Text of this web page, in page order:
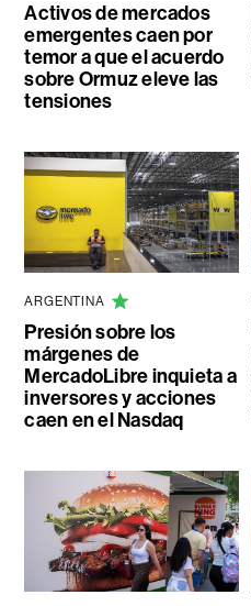
Activos de mercados
emergentes caen por
temor a que el acuerdo
sobre Ormuz eleve las
tensiones
ARGENTINA
Presión sobre los
márgenes de
MercadoLibre inquieta a
inversores y acciones
caen en el Nasdaq